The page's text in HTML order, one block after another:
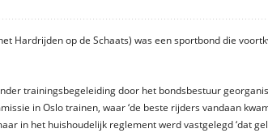
Hardrijden op de Schaats) was een sportbond die
trainingsbegeleiding door het bondsbestuur
in Oslo trainen, waar ‘de beste rijders vandaan
in het huishoudelijk reglement werd vastgelegd ‘dat